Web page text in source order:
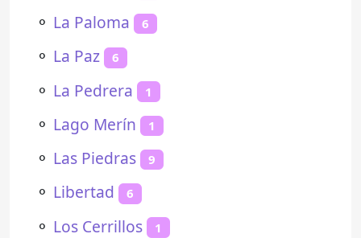
⚬ La Paloma 6
⚬ La Paz 6
⚬ La Pedrera 1
⚬ Lago Merín 1
⚬ Las Piedras 9
⚬ Libertad 6
⚬ Los Cerrillos 1